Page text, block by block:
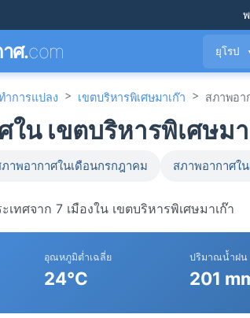
ศ.com ยุโรป
ำการแปลง > เขตบริหารพิเศษมาเก๊า > สภาพอา
น เขตบริหารพิเศษม
าพอากาศในเดือนกรกฎาคม สภาพอากาศใ
ทศจาก 7 เมืองใน เขตบริหารพิเศษมาเก๊า
อุณหภูมิต่ำเฉลี่ย
24°C
ปริมาณน้ำฝน
201